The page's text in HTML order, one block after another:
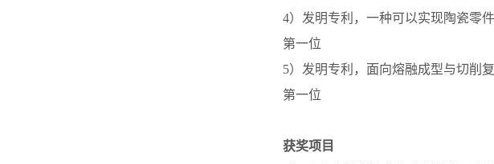
4）发明专利，一种可以实现陶瓷零
第一位
5）发明专利，面向熔融成型与切削
第一位
获奖项目